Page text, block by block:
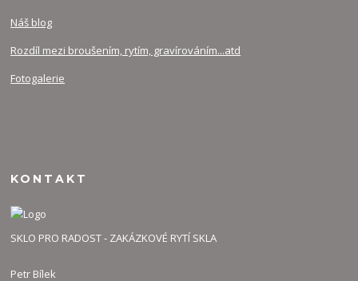
Náš blog
Rozdíl mezi broušením, rytím, gravírováním...atd
Fotogalerie
KONTAKT
SKLO PRO RADOST - ZAKÁZKOVÉ RYTÍ SKLA
Petr Bílek